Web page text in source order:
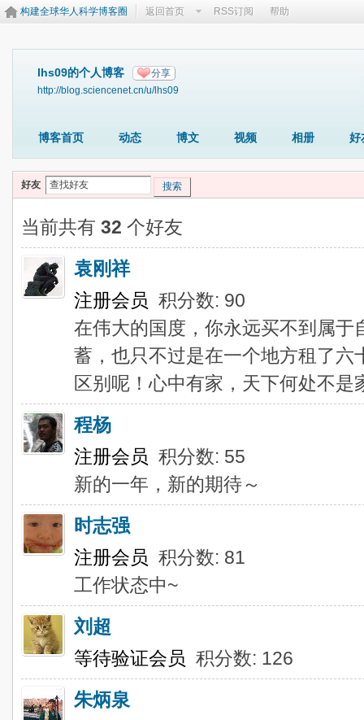
构建全球华人科学博客圈 返回首页 RSS订阅 帮助
lhs09的个人博客 分享
http://blog.sciencenet.cn/u/lhs09
博客首页 动态 博文 视频 相册 好
好友 搜索
当前共有 32 个好友
袁刚祥
注册会员 积分数: 90
在伟大的国度，你永远买不到属
蓄，也只不过是在一个地方租了
区别呢！心中有家，天下何处不是
程杨
注册会员 积分数: 55
新的一年，新的期待～
时志强
注册会员 积分数: 81
工作状态中~
刘超
等待验证会员 积分数: 126
朱炳泉